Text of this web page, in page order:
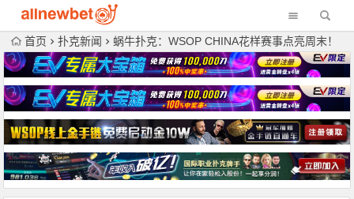
首页 扑克新闻 蜗牛扑克：WSOP CHINA花样赛事点亮周末！